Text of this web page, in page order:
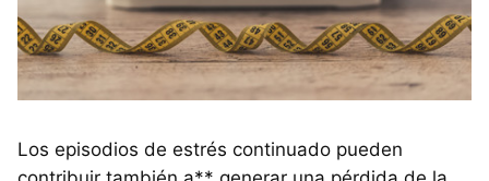
Los episodios de estrés continuado pueden